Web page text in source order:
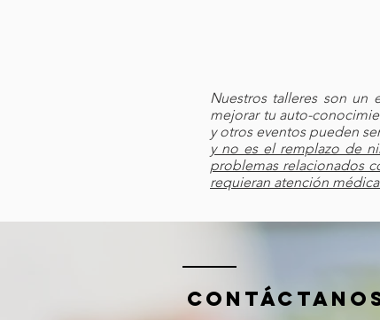
Nuestros talleres son un
mejorar tu auto-
y otros eventos pueden
y no es el remplazo de
problemas relacionados
requieran atención